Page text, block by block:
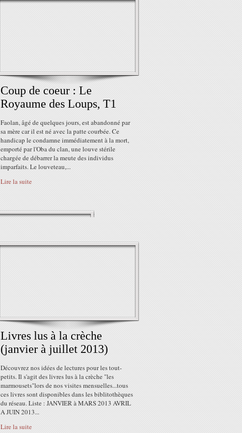
Coup de coeur : Le
Royaume des Loups, T1
Faolan, âgé de quelques jours, est abandonné par
sa mère car il est né avec la patte courbée. Ce
handicap le condamne immédiatement à la mort,
emporté par l'Oba du clan, une louve stérile
chargée de débarrer la meute des individus
imparfaits. Le louveteau,...
Lire la suite
Livres lus à la crèche
(janvier à juillet 2013)
Découvrez nos idées de lectures pour les tout-
petits. Il s'agit des livres lus à la crèche "les
marmousets"lors de nos visites mensuelles...tous
ces livres sont disponibles dans les biblitothèques
du réseau. Liste : JANVIER à MARS 2013 AVRIL
A JUIN 2013...
Lire la suite